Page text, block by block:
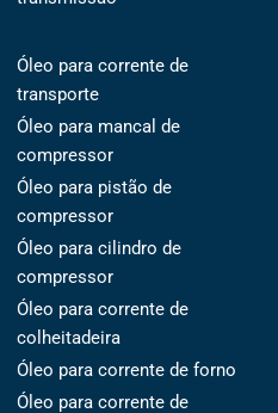
Óleo para corrente de
transporte
Óleo para mancal de
compressor
Óleo para pistão de
compressor
Óleo para cilindro de
compressor
Óleo para corrente de
colheitadeira
Óleo para corrente de forno
Óleo para corrente de